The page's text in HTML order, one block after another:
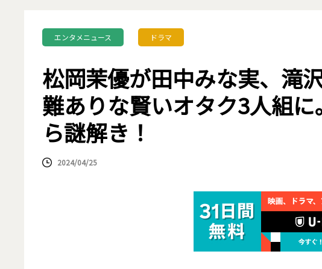
エンタメニュース ドラマ
松岡茉優が田中みな実、滝
難ありな賢いオタク3人組
ら謎解き！
2024/04/25